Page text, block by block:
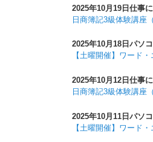
2025年10月19日仕事
日商簿記3級体験講座
2025年10月18日 パソ
【土曜開催】ワード
2025年10月12日 仕事
日商簿記3級体験講座
2025年10月11日パソ
【土曜開催】ワード